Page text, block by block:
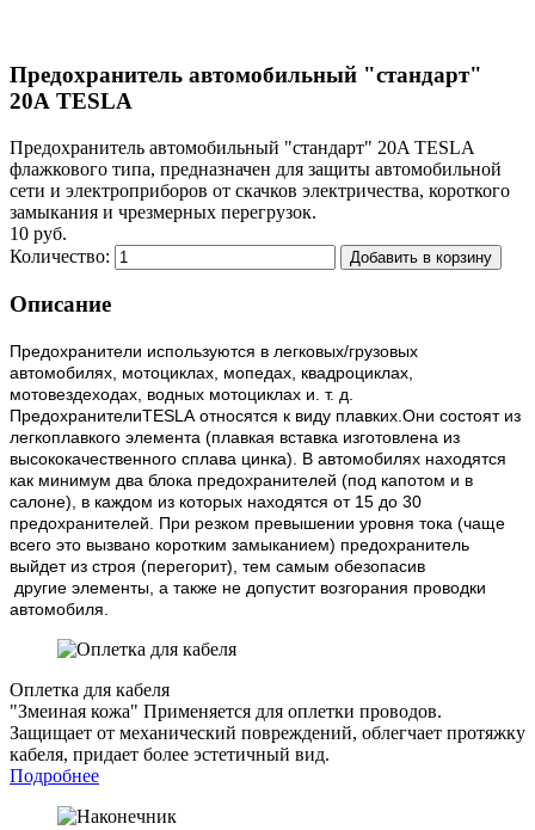
Предохранитель автомобильный "стандарт"
20А TESLA
Предохранитель автомобильный "стандарт" 20A TESLA
флажкового типа, предназначен для защиты автомобильной
сети и электроприборов от скачков электричества, короткого
замыкания и чрезмерных перегрузок.
10 руб.
Количество:
Добавить в корзину
Описание
Предохранители используются в легковых/грузовых
автомобилях, мотоциклах, мопедах, квадроциклах,
мотовездеходах, водных мотоциклах и. т. д.
ПредохранителиTESLA относятся к виду плавких.Они состоят из
легкоплавкого элемента (плавкая вставка изготовлена из
высококачественного сплава цинка). В автомобилях находятся
как минимум два блока предохранителей (под капотом и в
салоне), в каждом из которых находятся от 15 до 30
предохранителей. При резком превышении уровня тока (чаще
всего это вызвано коротким замыканием) предохранитель
выйдет из строя (перегорит), тем самым обезопасив
другие элементы, а также не допустит возгорания проводки
автомобиля.
Оплетка для кабеля
"Змеиная кожа" Применяется для оплетки проводов.
Защищает от механический повреждений, облегчает протяжку
кабеля, придает более эстетичный вид.
Подробнее